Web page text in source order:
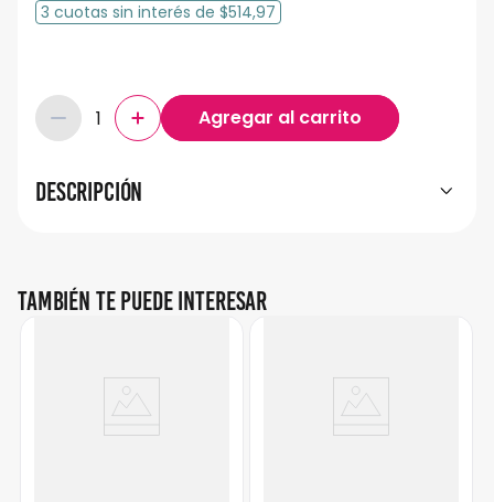
3 cuotas sin interés de $514,97
Descripción
También te puede interesar